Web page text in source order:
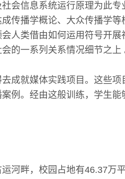
会信息系统运行原理为此
传播学概论、大众传播学
人类借由如何运用符号开
的一系列关系情况细节之上
成就媒体实践项目。这些
例。经由这般训练，学生
河畔，校园占地有46.37万